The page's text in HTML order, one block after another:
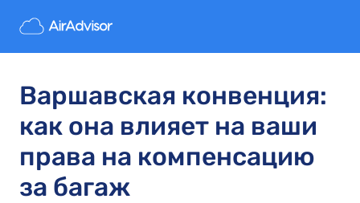
Варшавская конвенция:
как она влияет на ваши
права на компенсацию
за багаж